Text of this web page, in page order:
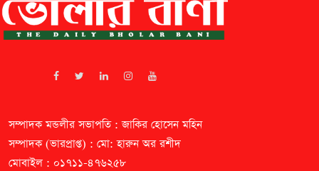
সম্পাদক মন্ডলীর সভাপতি : জাকির হোসেন মহিন
সম্পাদক (ভারপ্রাপ্ত) : মো: হারুন অর রশীদ
মোবাইল : ০১৭১১-৪৭৬২৫৮